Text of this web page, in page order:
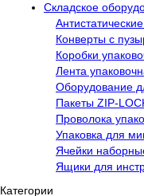
Складское
Конверты с
Коробки
Лента
Оборудование
Пакеты ZIP-
Проволока
Упаковка для
Ячейки
Ящики для
Категории